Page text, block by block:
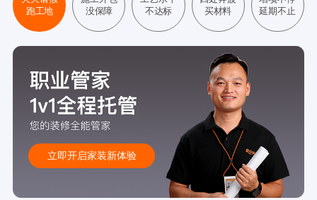
跑工地
没保障
不达标
买材料
延期不止
立即开启家装新体验